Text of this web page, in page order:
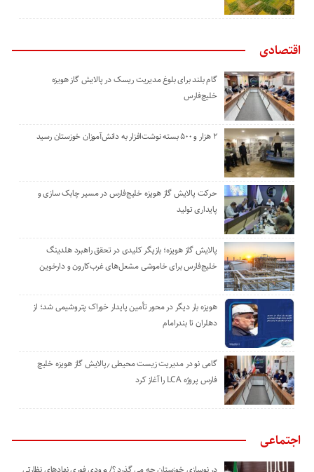
اقتصادی
گام بلند برای بلوغ مدیریت ریسک در پالایش گاز هویزه
خلیج‌فارس
۲ هزار و ۵۰۰ بسته نوشت‌افزار به دانش‌آموزان خوزستان رسید
حرکت پالایش گاز هویزه خلیج‌فارس در مسیر چابک سازی و
پایداری تولید
پالایش گاز هویزه؛ بازیگر کلیدی در تحقق راهبرد هلدینگ
خلیج‌فارس برای خاموشی مشعل‌های غرب‌کارون و دارخوین
هویزه بار دیگر در محور تأمین پایدار خوراک پتروشیمی شد؛ از
دهلران تا بندرامام
گامی نو در مدیریت زیست ‌محیطی ٫پالایش گاز هویزه خلیج
‌فارس پروژه LCA را آغاز کرد
اجتماعی
در نوسازی خوزستان چه می گذرد ؟/ ورودی فوری نهادهای نظارتی